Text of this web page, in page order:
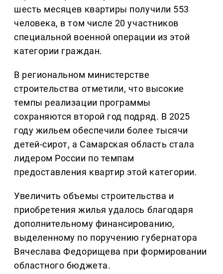
шесть месяцев квартиры получили 553
человека, в том числе 20 участников
специальной военной операции из этой
категории граждан.
В региональном министерстве
строительства отметили, что высокие
темпы реализации программы
сохраняются второй год подряд. В 2025
году жильем обеспечили более тысячи
детей-сирот, а Самарская область стала
лидером России по темпам
предоставления квартир этой категории.
Увеличить объемы строительства и
приобретения жилья удалось благодаря
дополнительному финансированию,
выделенному по поручению губернатора
Вячеслава Федорищева при формировании
областного бюджета.